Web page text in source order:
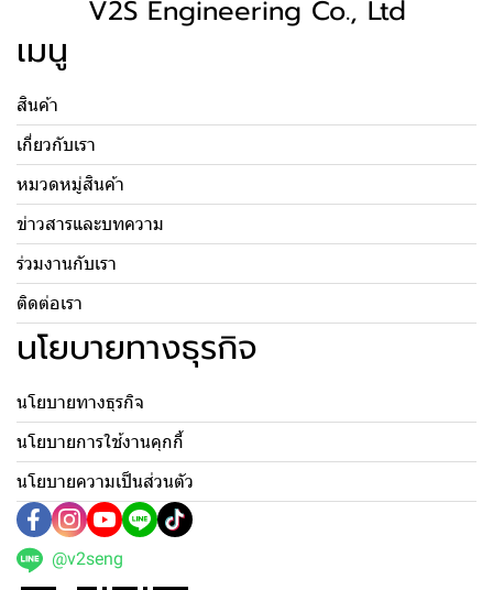
V2S Engineering Co., Ltd
เมนู
สินค้า
เกี่ยวกับเรา
หมวดหมู่สินค้า
ข่าวสารและบทความ
ร่วมงานกับเรา
ติดต่อเรา
นโยบายทางธุรกิจ
นโยบายทางธุรกิจ
นโยบายการใช้งานคุกกี้
นโยบายความเป็นส่วนตัว
@v2seng